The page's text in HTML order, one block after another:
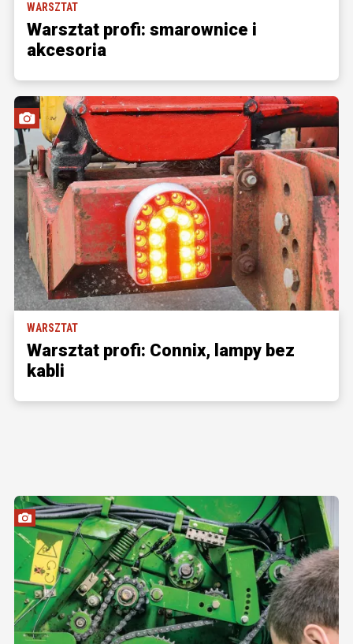
WARSZTAT
Warsztat profi: smarownice i
akcesoria
WARSZTAT
Warsztat profi: Connix, lampy bez
kabli